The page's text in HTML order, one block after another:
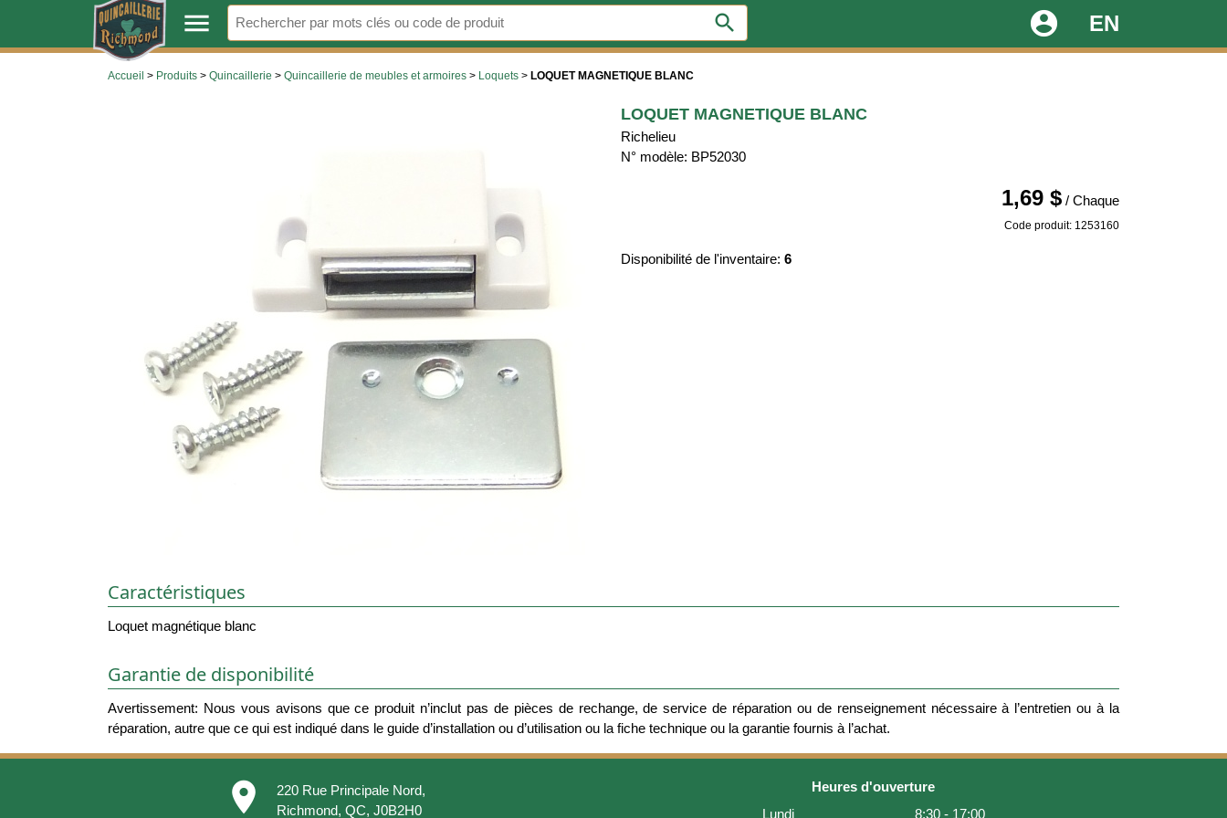
. menu search EN
account_circle
Accueil > Produits > Quincaillerie > Quincaillerie de meubles et armoires > Loquets > LOQUET MAGNETIQUE BLANC
LOQUET MAGNETIQUE BLANC
Richelieu
N° modèle: BP52030
1,69 $/ Chaque
Code produit: 1253160
Disponibilité de l'inventaire: 6
Caractéristiques
Loquet magnétique blanc
Garantie de disponibilité
Avertissement: Nous vous avisons que ce produit n’inclut pas de pièces de rechange, de service de réparation ou de renseignement nécessaire à l’entretien ou à la
réparation, autre que ce qui est indiqué dans le guide d’installation ou d’utilisation ou la fiche technique ou la garantie fournis à l’achat.
place
220 Rue Principale Nord,
Richmond, QC, J0B2H0
Heures d'ouverture
Lundi
8:30 - 17:00